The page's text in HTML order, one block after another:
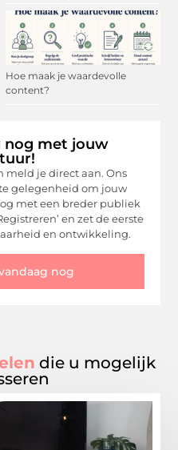
Hoe maak je waardevolle
content?
nog met jouw
meld je direct aan. Ons
gelegenheid om jouw
met een breder publiek
en zet de eerste
en ontwikkeling.
nog
die u mogelijk